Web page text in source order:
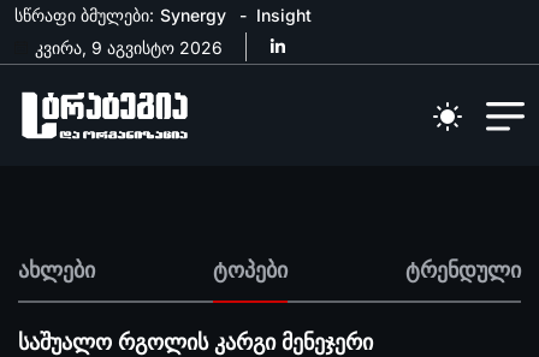
სწრაფი ბმულები: Synergy
Insight
კვირა, 9 აგვისტო 2026
ახლები ტოპები ტრენდული
საშუალო რგოლის კარგი მენეჯერი